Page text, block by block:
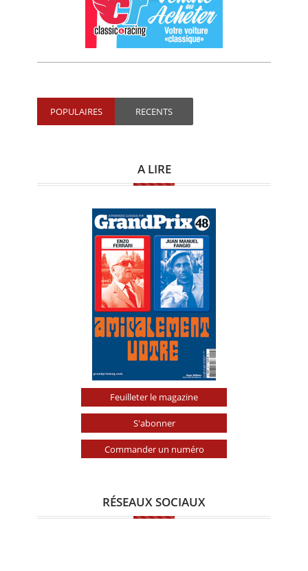
POPULAIRES RECENTS
A LIRE
Feuilleter le magazine
S'abonner
Commander un numéro
RÉSEAUX SOCIAUX